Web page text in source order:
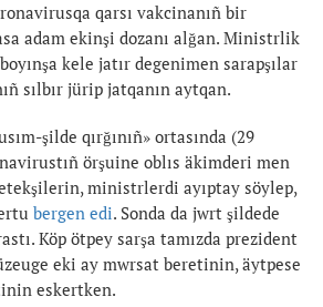
qarsı vakcinanıñ bir
adam ekinşi dozanı alğan. Ministrlik
kele jatır degenimen sarapşılar
sılbır jürip jatqanın aytqan.
şilde qırğınıñ» ortasında (29
örşuine oblıs äkimderi men
ministrlerdi ayıptay söylep,
bergen edi. Sonda da jwrt şildede
Köp ötpey sarşa tamızda prezident
eki ay mwrsat beretinin, äytpese
eskertken.